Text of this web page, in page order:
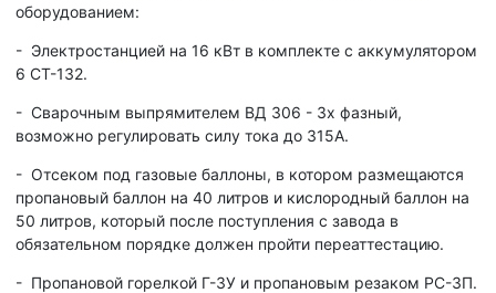
оборудованием:
- Электростанцией на 16 кВт в комплекте с аккумулятором
6 СТ-132.
- Сварочным выпрямителем ВД 306 - 3х фазный,
возможно регулировать силу тока до 315А.
- Отсеком под газовые баллоны, в котором размещаются
пропановый баллон на 40 литров и кислородный баллон на
50 литров, который после поступления с завода в
обязательном порядке должен пройти переаттестацию.
- Пропановой горелкой Г-3У и пропановым резаком РС-3П.